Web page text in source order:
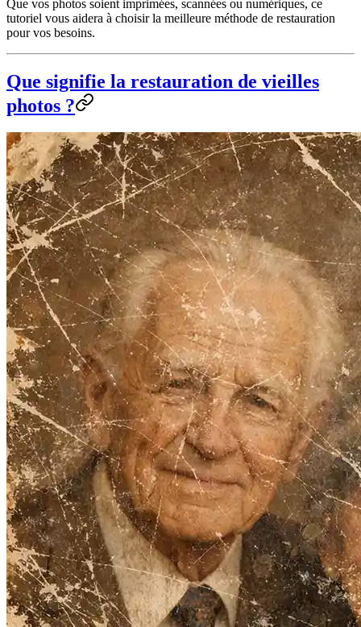
Que vos photos soient imprimées, scannées ou numériques, ce
tutoriel vous aidera à choisir la meilleure méthode de restauration
pour vos besoins.
Que signifie la restauration de vieilles
photos ?